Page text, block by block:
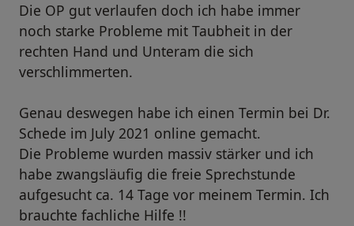
Die OP gut verlaufen doch ich habe immer
noch starke Probleme mit Taubheit in der
rechten Hand und Unteram die sich
verschlimmerten.
Genau deswegen habe ich einen Termin bei Dr.
Schede im July 2021 online gemacht.
Die Probleme wurden massiv stärker und ich
habe zwangsläufig die freie Sprechstunde
aufgesucht ca. 14 Tage vor meinem Termin. Ich
brauchte fachliche Hilfe !!